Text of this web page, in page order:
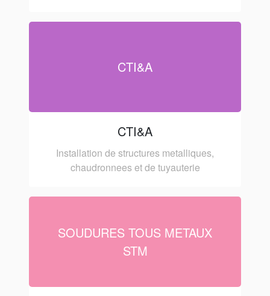
CTI&A
CTI&A
Installation de structures metalliques,
chaudronnees et de tuyauterie
SOUDURES TOUS METAUX
STM